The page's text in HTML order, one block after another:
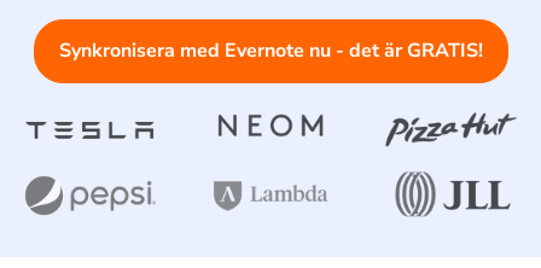
Synkronisera med Evernote nu - det är GRATIS!